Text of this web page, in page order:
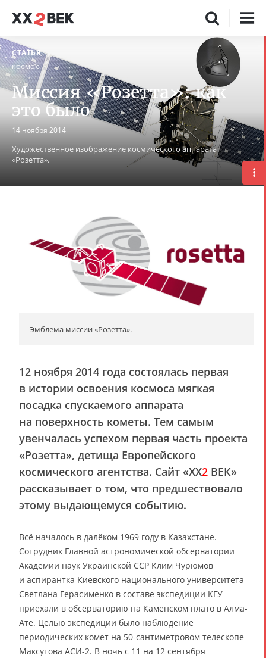
СТАТЬЯ
КОСМОС
Миссия «Розетта»: как
это было
14 ноября 2014
Художественное изображение космического аппарата
«Розетта».
Эмблема миссии «Розетта».
12 ноября 2014 года состоялась первая
в истории освоения космоса мягкая
посадка спускаемого аппарата
на поверхность кометы. Тем самым
увенчалась успехом первая часть проекта
«Розетта», детища Европейского
космического агентства. Сайт «XX2 ВЕК»
рассказывает о том, что предшествовало
этому выдающемуся событию.
Всё началось в далёком 1969 году в Казахстане.
Сотрудник Главной астрономической обсерватории
Академии наук Украинской ССР Клим Чурюмов
и аспирантка Киевского национального университета
Светлана Герасименко в составе экспедиции КГУ
приехали в обсерваторию на Каменском плато в Алма-
Ате. Целью экспедиции было наблюдение
периодических комет на 50-сантиметровом телескопе
Максутова АСИ-2. В ночь с 11 на 12 сентября